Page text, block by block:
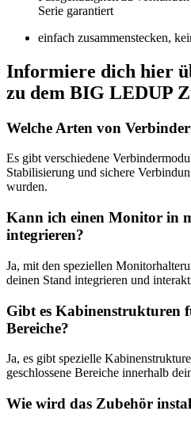
Serie garantiert
einfach zusammenstecken,
Informiere dich hier
zu dem BIG LEDUP
Welche Arten von
Es gibt verschiedene
Stabilisierung und sichere
wurden.
Kann ich einen Monitor in
integrieren?
Ja, mit den speziellen
deinen Stand integrieren und
Gibt es Kabinenstrukturen
Bereiche?
Ja, es gibt spezielle
geschlossene Bereiche innerhalb
Wie wird das Zubehör